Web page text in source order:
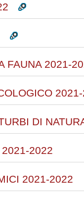
FAUNA 2021-
DI
2022
2021-2022